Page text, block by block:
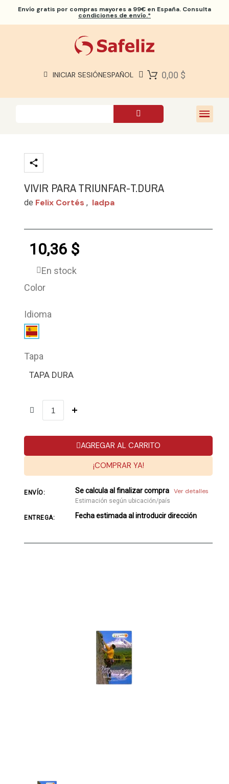
Envío gratis por compras mayores a 99€ en España. Consulta
condiciones de envío.*
INICIAR SESIÓNESPAÑOL 0,00 $
VIVIR PARA TRIUNFAR-T.DURA
de Felix Cortés , Iadpa
10,36 $
En stock
Color
Idioma
Tapa
TAPA DURA
AGREGAR AL CARRITO
¡COMPRAR YA!
ENVÍO: Se calcula al finalizar compra Ver detalles
Estimación según ubicación/país
ENTREGA: Fecha estimada al introducir dirección